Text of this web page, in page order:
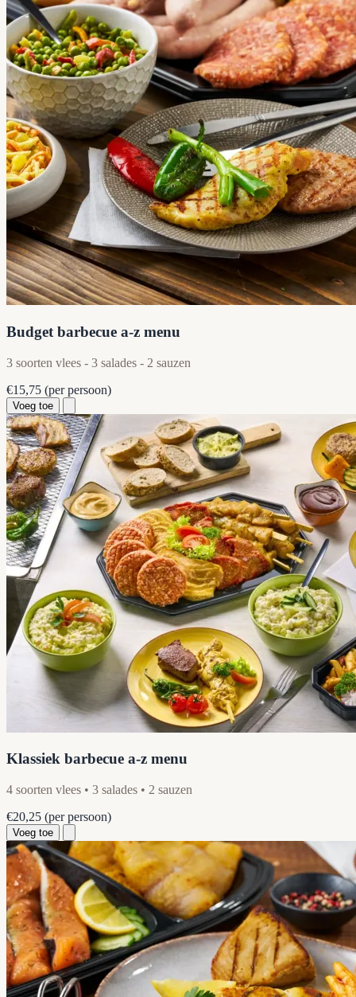
Budget barbecue a-z menu
3 soorten vlees - 3 salades - 2 sauzen
€15,75 (per persoon)
Voeg toe
Klassiek barbecue a-z menu
4 soorten vlees • 3 salades • 2 sauzen
€20,25 (per persoon)
Voeg toe